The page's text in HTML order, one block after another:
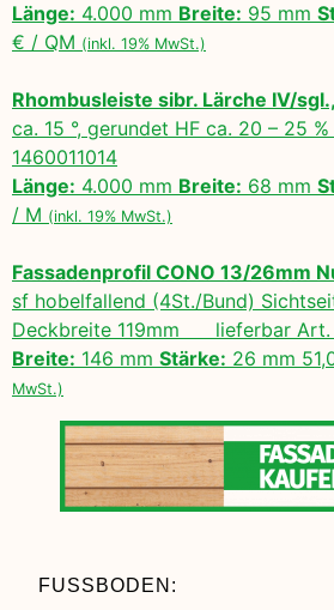
Länge: 4.000 mm Breite: 95 mm
€ / QM (inkl. 19% MwSt.)
Rhombusleiste sibr. Lärche IV/
ca. 15 °, gerundet HF ca. 20 –
1460011014
Länge: 4.000 mm Breite: 68 mm
/ M (inkl. 19% MwSt.)
Fassadenprofil CONO 13/26mm
sf hobelfallend (4St./Bund)
Deckbreite 119mm lieferbar Art.
Breite: 146 mm Stärke: 26 mm
MwSt.)
FUSSBODEN: